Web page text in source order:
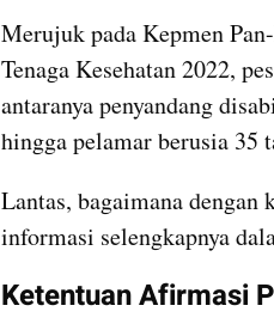
Merujuk pada Kepmen
Tenaga Kesehatan 2022,
antaranya penyandang
hingga pelamar berusia 35
Lantas, bagaimana
informasi selengkapnya
Ketentuan Afirmasi